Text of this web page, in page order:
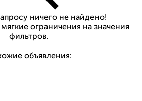
ничего не найдено!
ограничения на значения
фильтров.
объявления: